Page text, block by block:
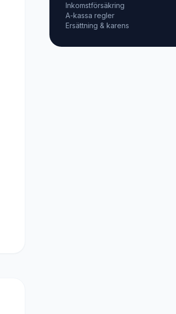
Inkomstförsäkring
A-kassa regler
Ersättning & karens